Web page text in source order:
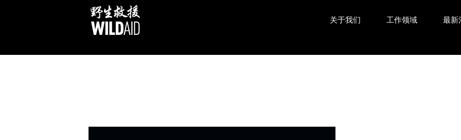
关于我们 工作领域 最新